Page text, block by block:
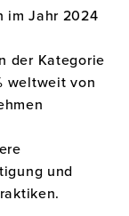
im Jahr 2024
der Kategorie
weltweit von
und